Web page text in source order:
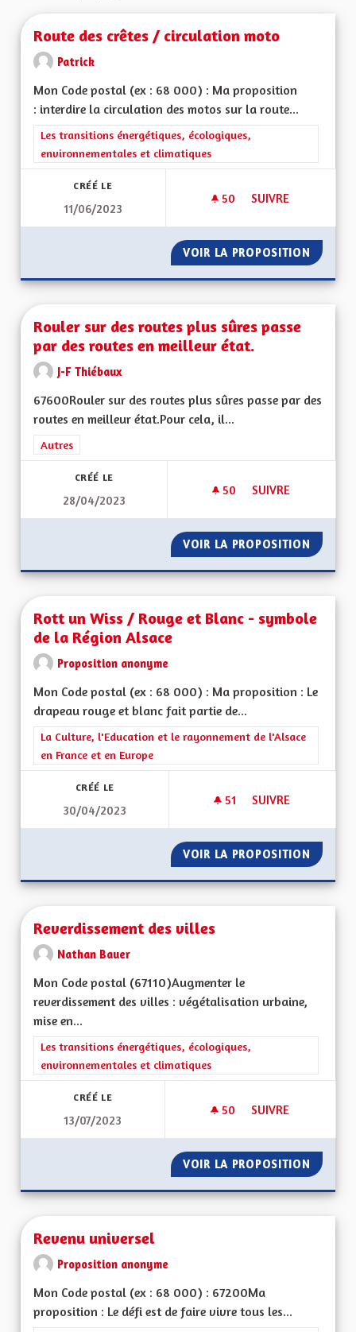
Route des crêtes / circulation moto
Patrick
Mon Code postal (ex : 68 000) : Ma proposition
: interdire la circulation des motos sur la route...
Filtrer les résultats de la catégorie : Les transitions
Les transitions énergétiques, écologiques,
environnementales et climatiques
CRÉÉ LE
11/06/2023
50 50 ABONNÉS
SUIVRE
VOIR LA PROPOSITION
Rouler sur des routes plus sûres passe
par des routes en meilleur état.
J-F Thiébaux
67600Rouler sur des routes plus sûres passe par des
routes en meilleur état.Pour cela, il...
Filtrer les résultats de la catégorie : Autres
Autres
CRÉÉ LE
28/04/2023
50 50 ABONNÉS
SUIVRE
VOIR LA PROPOSITION
Rott un Wiss / Rouge et Blanc - symbole
de la Région Alsace
Proposition anonyme
Mon Code postal (ex : 68 000) : Ma proposition : Le
drapeau rouge et blanc fait partie de...
Filtrer les résultats de la catégorie : La Culture, l'Education et
La Culture, l'Education et le rayonnement de l'Alsace
en France et en Europe
CRÉÉ LE
30/04/2023
51 51 ABONNÉS
SUIVRE
VOIR LA PROPOSITION ROTT
Reverdissement des villes
Nathan Bauer
Mon Code postal (67110) Augmenter le
reverdissement des villes : végétalisation urbaine,
mise en...
Filtrer les résultats de la catégorie : Les transitions
Les transitions énergétiques, écologiques,
environnementales et climatiques
CRÉÉ LE
13/07/2023
50 50 ABONNÉS
SUIVRE
VOIR LA PROPOSITION
Revenu universel
Proposition anonyme
Mon Code postal (ex : 68 000) : 67200Ma
proposition : Le défi est de faire vivre tous les...